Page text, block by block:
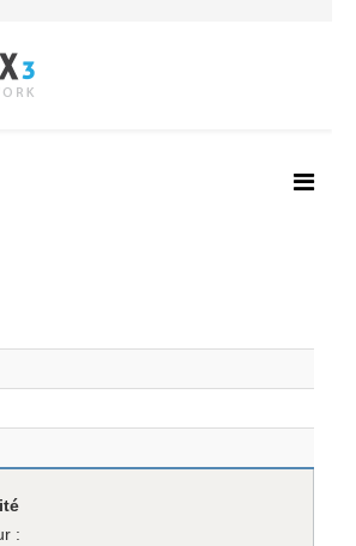
: